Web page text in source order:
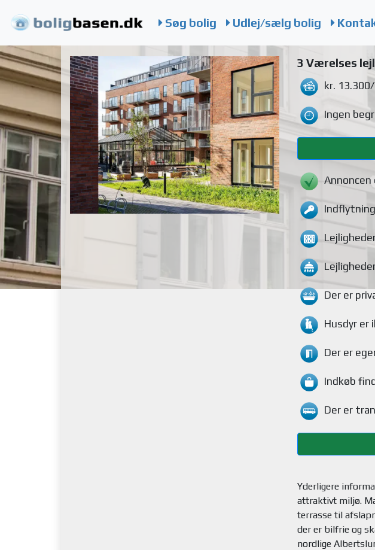
Søg bolig Udlej/sælg bolig
3 Værelses
kr.
Ingen
Der er
Husdyr er
Der er
Indkøb
Der er
Yderligere
attraktivt miljø.
terrasse til
der er bilfrie og
nordlige